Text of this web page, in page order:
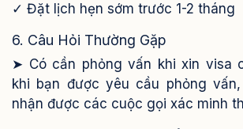
✓ Đặt lịch hẹn sớm trước 1-2 tháng
6. Câu Hỏi Thường Gặp
➤ Có cần phỏng vấn khi xin visa
khi bạn được yêu cầu phỏng
nhận được các cuộc gọi xác minh